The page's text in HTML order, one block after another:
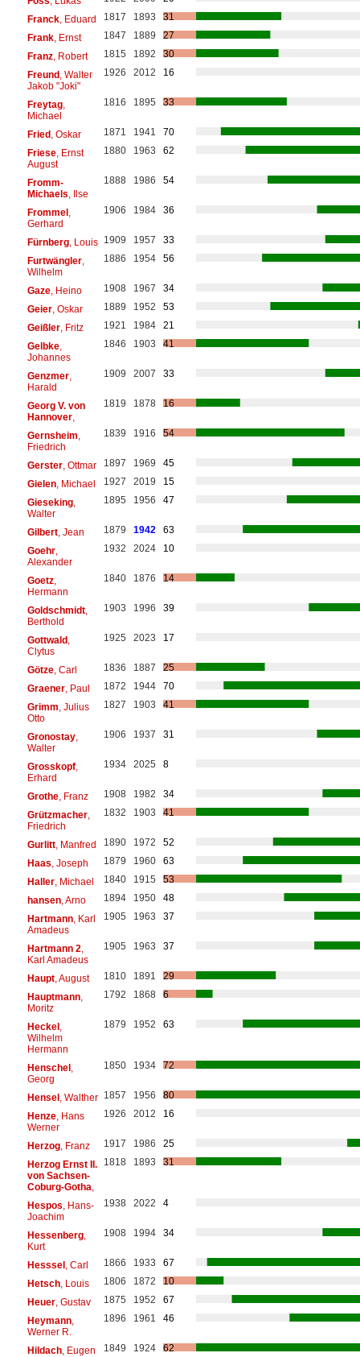
Franck, Eduard 1817 1893
31
Frank, Ernst 1847 1889
27
Franz, Robert 1815 1892
30
Freund, Walter
Jakob "Joki"
1926 2012 16
Freytag,
Michael
1816 1895 33
Fried, Oskar 1871 1941
70
Friese, Ernst
August
1880 1963 62
Fromm-
Michaels , Ilse
1888 1986 54
Frommel,
Gerhard
1906 1984 36
Fürnberg, Louis 1909 1957
33
Furtwängler,
Wilhelm
1886 1954 56
Gaze, Heino 1908 1967
34
Geier, Oskar 1889 1952
53
Geißler, Fritz 1921 1984
21
Gelbke,
Johannes
1846 1903 41
Genzmer,
Harald
1909 2007 33
Georg V. von
Hannover,
1819 1878 16
Gernsheim
Friedrich
1839 1916 54
Gerster, Ottmar 1897 1969
45
Gielen, Michael 1927 2019
15
Gieseking,
Walter
1895 1956 47
Gilbert, Jean 1879 1942
63
Goehr,
Alexander
1932 2024 10
Goetz,
Hermann
1840 1876 14
Goldschmidt,
Berthold
1903 1996 39
Gottwald,
Clytus
1925 2023 17
Götze, Carl 1836 1887
25
Graener, Paul 1872 1944
70
Grimm , Julius
Otto
1827 1903 41
Gronostay,
Walter
1906 1937 31
Grosskopf,
Erhard
1934 2025 8
Grothe, Franz 1908 1982
34
Grützmacher,
Friedrich
1832 1903 41
Gurlitt, Manfred 1890 1972
52
Haas , Joseph 1879 1960
63
Haller, Michael 1840 1915
53
hansen, Arno 1894 1950
48
Hartmann, Karl
Amadeus
1905 1963 37
Hartmann 2
Karl Amadeus
1905 1963 37
Haupt, August 1810 1891
29
Hauptmann,
Moritz
1792 1868 6
Heckel,
Wilhelm
Hermann
1879 1952 63
Henschel,
Georg
1850 1934 72
Hensel, Walther 1857 1956
80
Henze, Hans
Werner
1926 2012 16
Herzog, Franz 1917 1986
25
Herzog Ernst II.
von Sachsen-
Coburg-Gotha
1818 1893 31
Hespos , Hans-
Joachim
1938 2022 4
Hessenberg,
Kurt
1908 1994 34
Hesssel, Carl 1866 1933
67
Hetsch, Louis 1806 1872
10
Heuer, Gustav 1875 1952
67
Heymann,
Werner R.
1896 1961 46
Hildach, Eugen 1849 1924
62